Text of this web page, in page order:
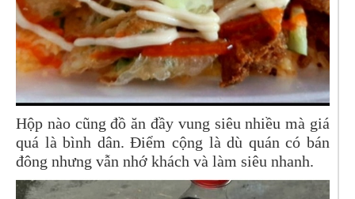
Hộp nào cũng đồ ăn đầy vung siêu nhiều mà giá
quá là bình dân. Điểm cộng là dù quán có bán
đông nhưng vẫn nhớ khách và làm siêu nhanh.